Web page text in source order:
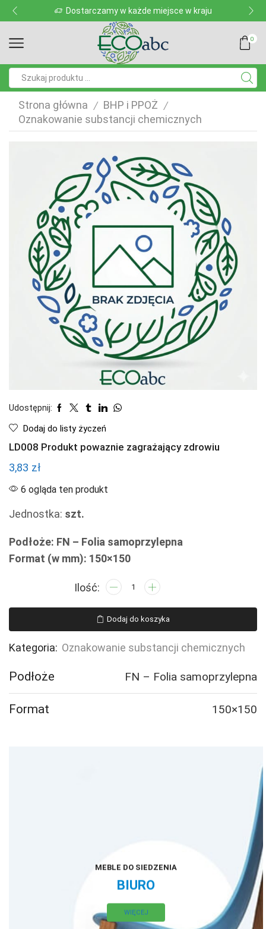
Dostarczamy w każde miejsce w kraju
0
Strona główna / BHP i PPOŻ /
Oznakowanie substancji chemicznych
Udostępnij:
Dodaj do listy życzeń
LD008 Produkt powaznie zagrażający zdrowiu
3,83 zł
6 ogląda ten produkt
Jednostka: szt.
Podłoże: FN – Folia samoprzylepna
Format (w mm): 150×150
ilość
Produkt
powaznie
zagrażający
Dodaj do koszyka
Kategoria: Oznakowanie substancji chemicznych
Podłoże FN – Folia samoprzylepna
Format 150×150
MEBLE DO SIEDZENIA
BIURO
WIĘCEJ